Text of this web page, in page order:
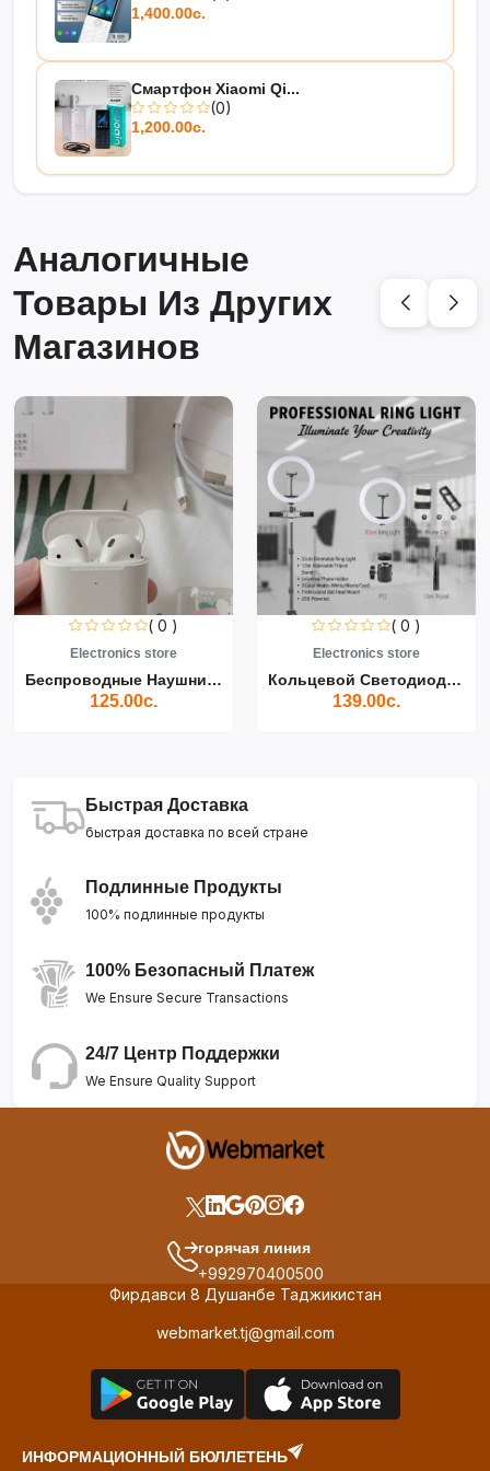
режиме зарядки
Описание:
Сетевое зарядное устройство обеспечивает
быструю и безопасную зарядку мобильных
устройств. Максимальная эффективность
зарядить смартфон или планшет без перегрева и
Используйте только оригинальные или
сертифицированные кабели USB Type-C для
достижения максимальной скорости зарядки.
1,400.00с.
Смартфон Xiaomi Qi...
(0)
1,200.00с.
Аналогичные
Товары Из Других
Магазинов
( 0 )
Electronics store
Беспроводные Наушники Air...
125.00с.
( 0 )
Electronics store
Кольцевой Светодиодный Св...
139.00с.
Быстрая Доставка
быстрая доставка по всей стране
Подлинные Продукты
100% подлинные продукты
100% Безопасный Платеж
We Ensure Secure Transactions
24/7 Центр Поддержки
We Ensure Quality Support
горячая линия
+992970400500
Фирдавси 8 Душанбе Таджикистан
webmarket.tj@gmail.com
ИНФОРМАЦИОННЫЙ БЮЛЛЕТЕНЬ